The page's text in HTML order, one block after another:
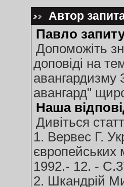
Автор
Павло
Допоможіть
доповіді на
авангардизму
авангард"
Наша
Дивіться
1. Вервес Г.
європейських
1992.- 12. -
2. Шкандрій